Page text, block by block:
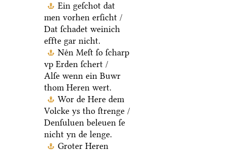
Ein geſchot dat
men vorhen erſicht /
Dat ſchadet weinich
effte gar nicht.
Neͤn Meſt ſo ſcharp
vp Erden ſchert /
Alſe wenn ein Buwr
thom Heren wert.
Wor de Here dem
Volcke ys tho ſtrenge /
Denſuluen beleuen ſe
nicht yn de lenge.
Groter Heren